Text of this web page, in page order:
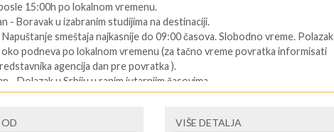
15:00h po lokalnom vremenu.
- Boravak u izabranim studijima na destinaciji.
Napuštanje smeštaja najkasnije do 09:00 časova. Slobodno vreme. Polazak
oko podneva po lokalnom vremenu (za tačno vreme povratka informisati
agencija dan pre povratka ).
- Dolazak u Srbiju u ranim jutarnjim časovima.
VIŠE DETALJA